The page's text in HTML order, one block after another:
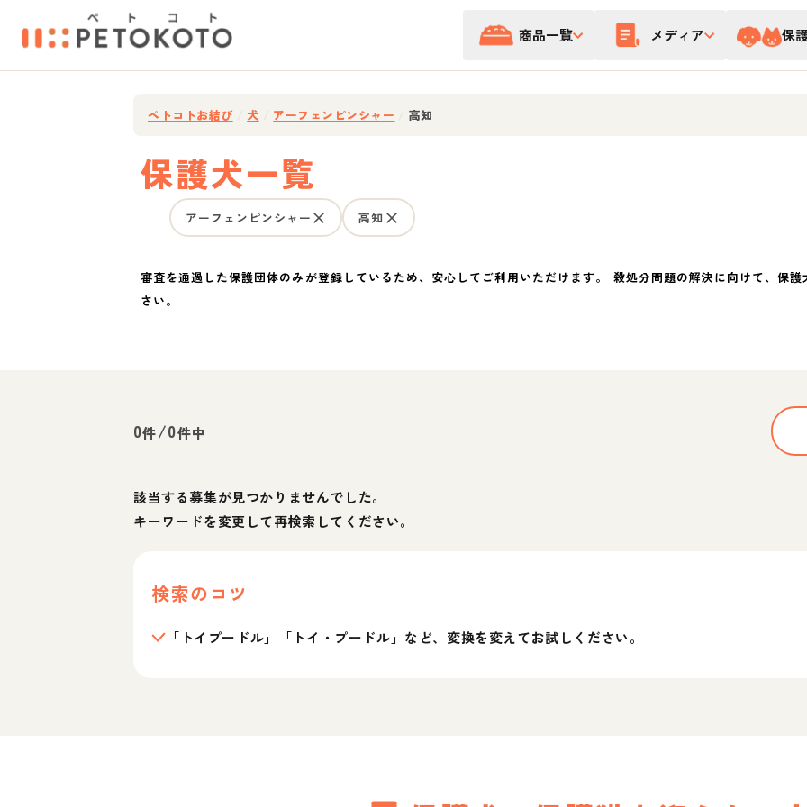
商品一覧 メディア 保
ペトコトお結び 犬 アーフェンピンシャー 高知
保護犬一覧
アーフェンピンシャー 高知
審査を通過した保護団体のみが登録しているため、安心してご利用いただけます。 殺処分問題の解決に向けて、保
さい。
0件/0件中
該当する募集が見つかりませんでした。
キーワードを変更して再検索してください。
検索のコツ
「トイプードル」「トイ・プードル」など、変換を変えてお試しください。